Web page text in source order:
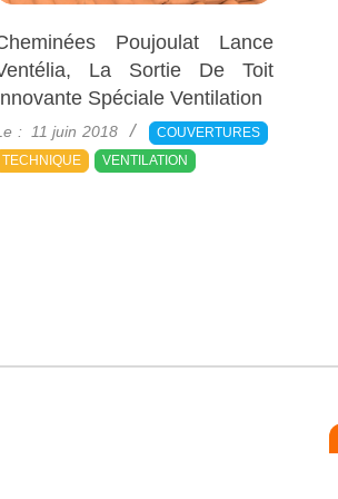
Poujoulat Lance
La Sortie De Toit
Spéciale Ventilation
: 11 juin 2018
COUVERTURES
TECHNIQUE
VENTILATION